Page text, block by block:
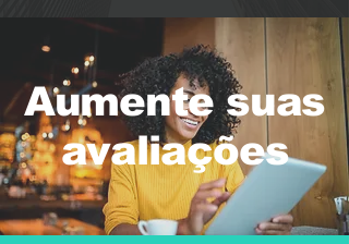
Aumente suas
avaliações